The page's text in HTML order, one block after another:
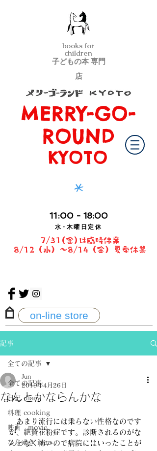
子どもの本 専門
店
books for
children
メリーゴーランド京都
MERRY-GO-
ROUND
KYOTO
*
11 :00 - 18:00
水・ 木曜日定休
7/31(金)は臨時休業
8/12（水）〜8/14（金）夏季休業
on-line store
記事
全ての記事
日記 diary
料理 cooking
映画 movie
ひらめき idea
全ての記事
なんとかならんかな
Jun
2019年4月26日
あまり流行には乗らない性格なのです
が、絶賛花粉症です。診断されるのがな
んとなく怖いので病院にはいったことが